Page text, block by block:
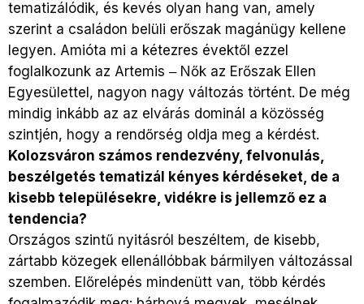
tematizálódik, és kevés olyan hang van, amely
szerint a családon belüli erőszak magánügy kellene
legyen. Amióta mi a kétezres évektől ezzel
foglalkozunk az Artemis ‒ Nők az Erőszak Ellen
Egyesülettel, nagyon nagy változás történt. De még
mindig inkább az az elvárás dominál a közösség
szintjén, hogy a rendőrség oldja meg a kérdést.
Kolozsváron számos rendezvény, felvonulás,
beszélgetés tematizál kényes kérdéseket, de a
kisebb településekre, vidékre is jellemző ez a
tendencia?
Országos szintű nyitásról beszéltem, de kisebb,
zártabb közegek ellenállóbbak bármilyen változással
szemben. Előrelépés mindenütt van, több kérdés